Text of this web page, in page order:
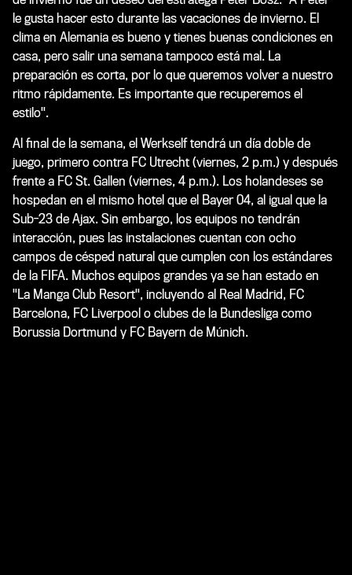
le gusta hacer esto durante las vacaciones de invierno. El
clima en Alemania es bueno y tienes buenas condiciones en
casa, pero salir una semana tampoco está mal. La
preparación es corta, por lo que queremos volver a nuestro
ritmo rápidamente. Es importante que recuperemos el
estilo".
Al final de la semana, el Werkself tendrá un día doble de
juego, primero contra FC Utrecht (viernes, 2 p.m.) y después
frente a FC St. Gallen (viernes, 4 p.m.). Los holandeses se
hospedan en el mismo hotel que el Bayer 04, al igual que la
Sub-23 de Ajax. Sin embargo, los equipos no tendrán
interacción, pues las instalaciones cuentan con ocho
campos de césped natural que cumplen con los estándares
de la FIFA. Muchos equipos grandes ya se han estado en
"La Manga Club Resort", incluyendo al Real Madrid, FC
Barcelona, ​​FC Liverpool o clubes de la Bundesliga como
Borussia Dortmund y FC Bayern de Múnich.